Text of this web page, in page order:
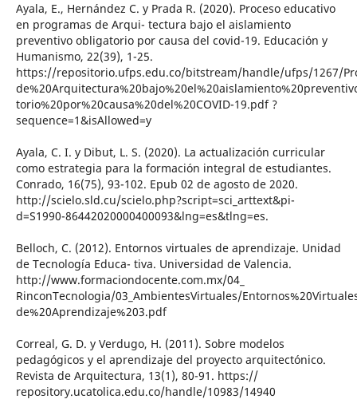
Ayala, E., Hernández C. y Prada R. (2020). Proceso educativo
en programas de Arqui- tectura bajo el aislamiento
preventivo obligatorio por causa del covid-19. Educación y
Humanismo, 22(39), 1-25.
https://repositorio.ufps.edu.co/bitstream/handle/ufps/1267/
torio%20por%20causa%20del%20COVID-19.pdf ?
sequence=1&isAllowed=y
Ayala, C. I. y Dibut, L. S. (2020). La actualización curricular
como estrategia para la formación integral de estudiantes.
Conrado, 16(75), 93-102. Epub 02 de agosto de 2020.
http://scielo.sld.cu/scielo.php?script=sci_arttext&pi-
d=S1990-86442020000400093&lng=es&tlng=es.
Belloch, C. (2012). Entornos virtuales de aprendizaje. Unidad
de Tecnología Educa- tiva. Universidad de Valencia.
http://www.formaciondocente.com.mx/04_
RinconTecnologia/03_AmbientesVirtuales/
de%20Aprendizaje%203.pdf
Correal, G. D. y Verdugo, H. (2011). Sobre modelos
pedagógicos y el aprendizaje del proyecto arquitectónico.
Revista de Arquitectura, 13(1), 80-91. https://
repository.ucatolica.edu.co/handle/10983/14940